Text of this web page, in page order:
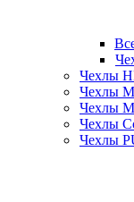
Чехлы
Чехлы
Чехлы
Чехлы
Чехлы